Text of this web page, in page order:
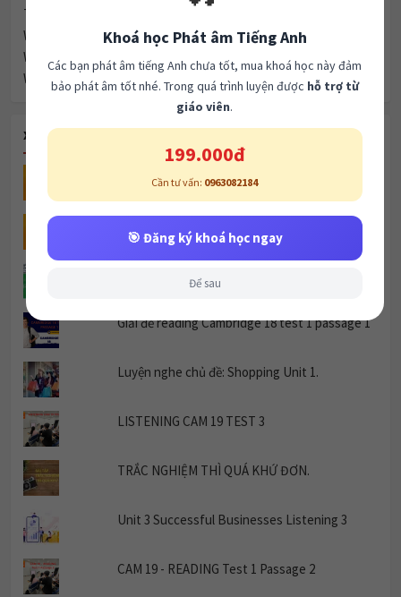
Từ Vựng Tiếng Anh
Writing
Writing task 1
Writing task 2
XEM NHIỀU
IELTS Writing Task 1: How Bricks are Produced
Giải đề reading Cambridge 18 test 1 passage 1
Luyện nghe chủ đề: Shopping Unit 1.
LISTENING CAM 19 TEST 3
TRẮC NGHIỆM THÌ QUÁ KHỨ ĐƠN.
Unit 3 Successful Businesses Listening 3
CAM 19 - READING Test 1 Passage 2
Khoá học Phát âm Tiếng Anh
Các bạn phát âm tiếng Anh chưa tốt, mua khoá học này đảm
bảo phát âm tốt nhé. Trong quá trình luyện được hỗ trợ từ
giáo viên.
199.000đ
Cần tư vấn: 0963082184
🎯 Đăng ký khoá học ngay
Để sau